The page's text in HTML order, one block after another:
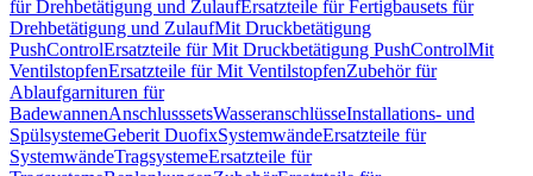
für Drehbetätigung und ZulaufErsatzteile für Fertigbausets für
Drehbetätigung und ZulaufMit Druckbetätigung
PushControlErsatzteile für Mit Druckbetätigung PushControlMit
VentilstopfenErsatzteile für Mit VentilstopfenZubehör für
Ablaufgarnituren für
BadewannenAnschlusssetsWasseranschlüsseInstallations- und
SpülsystemeGeberit DuofixSystemwändeErsatzteile für
SystemwändeTragsystemeErsatzteile für